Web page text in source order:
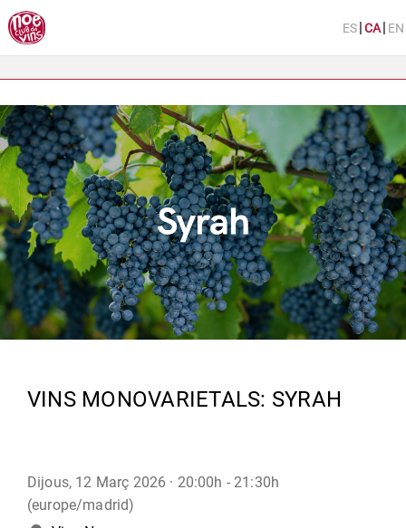
|
|
VINS MONOVARIETALS: SYRAH
Dijous, 12 Març 2026 · 20:00h - 21:30h
(europe/madrid)